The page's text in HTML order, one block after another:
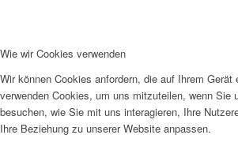
AG Wohlfahrt im Kreis Kleve
Wie wir Cookies verwenden
Wir können Cookies anfordern, die auf Ihrem Gerät
verwenden Cookies, um uns mitzuteilen, wenn Sie
besuchen, wie Sie mit uns interagieren, Ihre
Ihre Beziehung zu unserer Website anpassen.